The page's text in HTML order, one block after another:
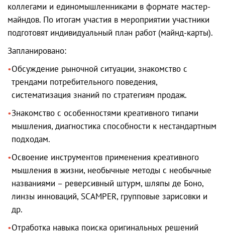
коллегами и единомышленниками в формате мастер-
майндов. По итогам участия в мероприятии участники
подготовят индивидуальный план работ (майнд-карты).
Запланировано:
Обсуждение рыночной ситуации, знакомство с
трендами потребительного поведения,
систематизация знаний по стратегиям продаж.
Знакомство с особенностями креативного типами
мышления, диагностика способности к нестандартным
подходам.
Освоение инструментов применения креативного
мышления в жизни, необычные методы с необычные
названиями – реверсивный штурм, шляпы де Боно,
линзы инноваций, SCAMPER, групповые зарисовки и
др.
Отработка навыка поиска оригинальных решений